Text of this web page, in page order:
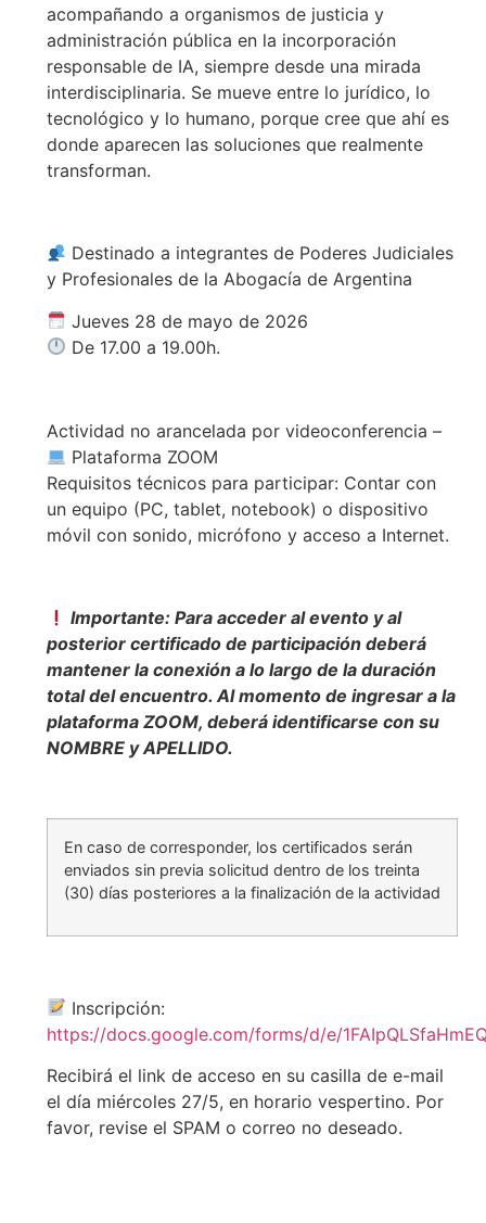
acompañando a organismos de justicia y
administración pública en la incorporación
responsable de IA, siempre desde una mirada
interdisciplinaria. Se mueve entre lo jurídico, lo
tecnológico y lo humano, porque cree que ahí es
donde aparecen las soluciones que realmente
transforman.
Destinado a integrantes de Poderes Judiciales
y Profesionales de la Abogacía de Argentina
Jueves 28 de mayo de 2026
De 17.00 a 19.00h.
Actividad no arancelada por videoconferencia –
Plataforma ZOOM
Requisitos técnicos para participar: Contar con
un equipo (PC, tablet, notebook) o dispositivo
móvil con sonido, micrófono y acceso a Internet.
Importante: Para acceder al evento y al
posterior certificado de participación deberá
mantener la conexión a lo largo de la duración
total del encuentro. Al momento de ingresar a la
plataforma ZOOM, deberá identificarse con su
NOMBRE y APELLIDO.
En caso de corresponder, los certificados serán
enviados sin previa solicitud dentro de los treinta
(30) días posteriores a la finalización de la actividad
Inscripción:
https://docs.google.com/forms/d/e/
Recibirá el link de acceso en su casilla de e-mail
el día miércoles 27/5, en horario vespertino. Por
favor, revise el SPAM o correo no deseado.